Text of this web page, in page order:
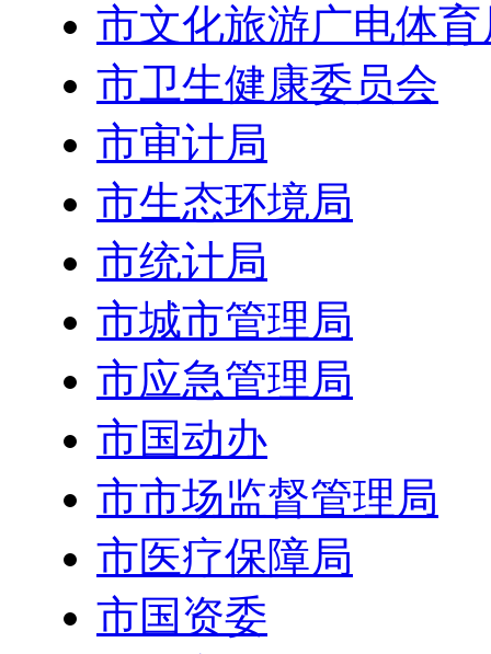
市文化旅游广电体育
市卫生健康委员会
市审计局
市生态环境局
市统计局
市城市管理局
市应急管理局
市国动办
市市场监督管理局
市医疗保障局
市国资委